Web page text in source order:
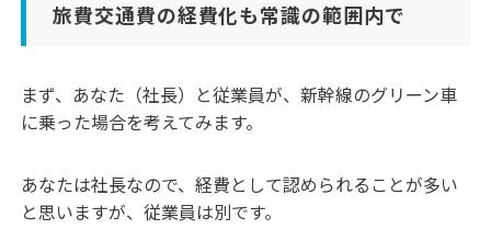
旅費交通費の経費化も常識の範囲内で
まず、あなた（社長）と従業員が、新幹線のグリーン車
に乗った場合を考えてみます。
あなたは社長なので、経費として認められることが多い
と思いますが、従業員は別です。